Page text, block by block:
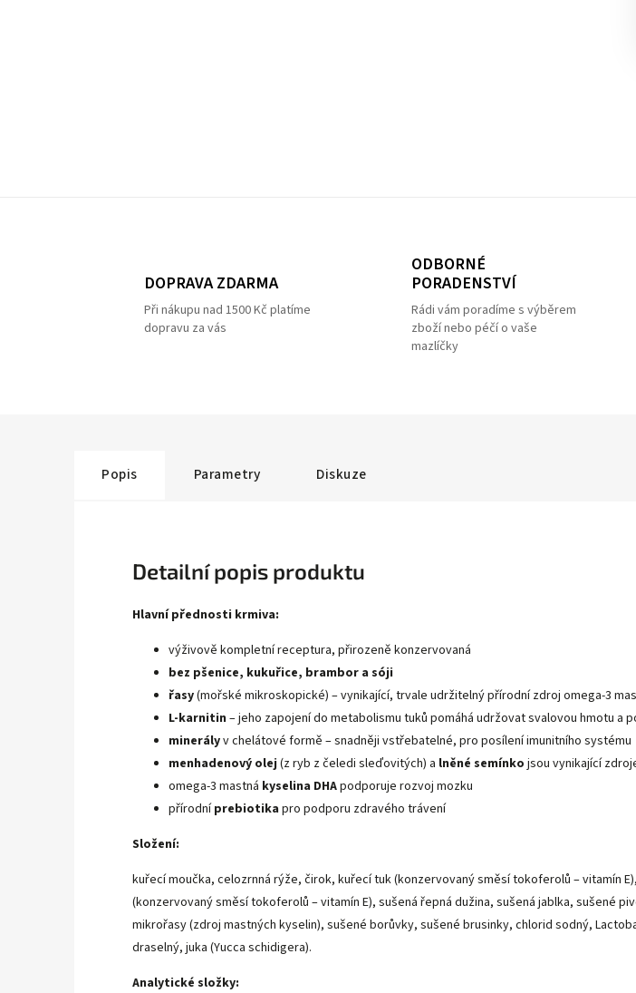
DOPRAVA ZDARMA
Při nákupu nad 1500 Kč platíme
dopravu za vás
ODBORNÉ
PORADENSTVÍ
Rádi vám poradíme s výběrem
zboží nebo péčí o vaše
mazlíčky
Popis Parametry Diskuze
Detailní popis produktu
Hlavní přednosti krmiva:
výživově kompletní receptura, přirozeně konzervovaná
bez pšenice, kukuřice, brambor a sóji
řasy(mořské mikroskopické) – vynikající, trvale udržitelný přírodní zdroj omega-3
L-karnitin – jeho zapojení do metabolismu tuků pomáhá udržovat svalovou hmotu a
minerályv chelátové formě – snadněji vstřebatelné, pro posílení imunitního systému
menhadenový olej (z ryb z čeledi sleďovitých) a lněné semínko jsou vynikající
omega-3 mastná kyselina DHApodporuje rozvoj mozku
přírodníprebiotika pro podporu zdravého trávení
Složení:
kuřecí moučka, celozrnná rýže, čirok, kuřecí tuk (konzervovaný směsí tokoferolů – vitamín
(konzervovaný směsí tokoferolů – vitamín E), sušená řepná dužina, sušená jablka, sušené
mikrořasy (zdroj mastných kyselin), sušené borůvky, sušené brusinky, chlorid sodný,
draselný, juka (Yucca schidigera).
Analytické složky: